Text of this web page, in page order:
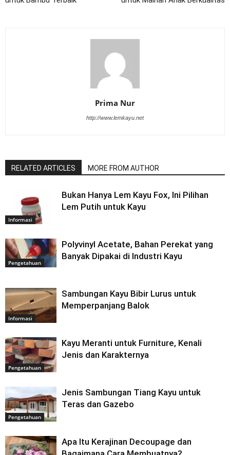
Prima Nur
http://www.lemkayu.net
RELATED ARTICLES MORE FROM AUTHOR
Informasi
Bukan Hanya Lem Kayu Fox, Ini Pilihan
Lem Putih untuk Kayu
Pengetahuan
Polyvinyl Acetate, Bahan Perekat yang
Banyak Dipakai di Industri Kayu
Informasi
Sambungan Kayu Bibir Lurus untuk
Memperpanjang Balok
Pengetahuan
Kayu Meranti untuk Furniture, Kenali
Jenis dan Karakternya
Pengetahuan
Jenis Sambungan Tiang Kayu untuk
Teras dan Gazebo
Apa Itu Kerajinan Decoupage dan